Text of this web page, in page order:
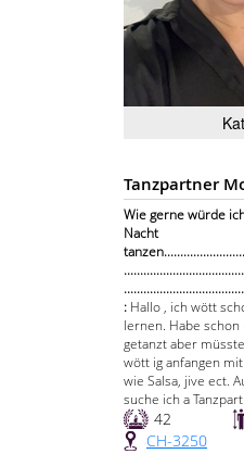
Tanzpartner
Wie gerne würde
Nacht
: Hallo , ich wött
lernen. Habe schon
getanzt aber
wött ig anfangen
wie Salsa, jive ect.
suche ich a
42
CH-3250